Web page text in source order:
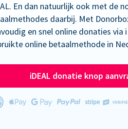
En dan natuurlijk ook met de
daarbij. Met
en snel online donaties via
online betaalmethode in
iDEAL donatie knop